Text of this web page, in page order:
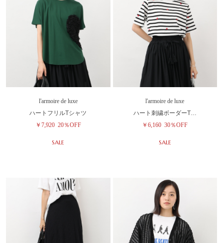
l'armoire de luxe
ハートフリルTシャツ
￥7,920 20％OFF
SALE
l'armoire de luxe
ハート刺繍ボーダーT…
￥6,160 30％OFF
SALE